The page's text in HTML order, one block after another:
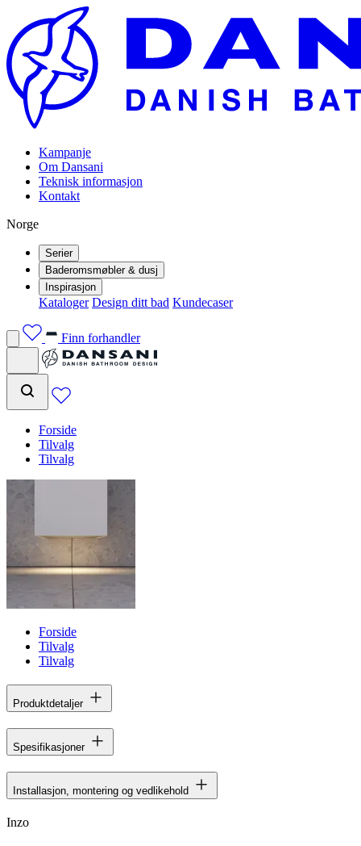
Kampanje
Om Dansani
Teknisk informasjon
Kontakt
Norge
Serier
Baderomsmøbler & dusj
Inspirasjon
Kataloger Design ditt bad Kundecaser
Finn forhandler
Forside
Tilvalg
Tilvalg
Forside
Tilvalg
Tilvalg
Produktdetaljer
Spesifikasjoner
Installasjon, montering og vedlikehold
Inzo